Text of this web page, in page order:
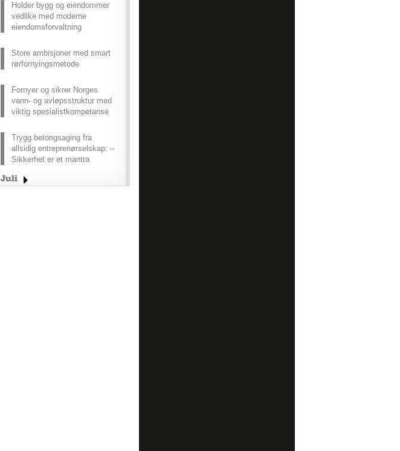
Holder bygg og eiendommer
vedlike med moderne
eiendomsforvaltning
Store ambisjoner med smart
rørfornyingsmetode
Fornyer og sikrer Norges
vann- og avløpsstruktur med
viktig spesialistkompetanse
Trygg betongsaging fra
allsidig entreprenørselskap: –
Sikkerhet er et mantra
Juli